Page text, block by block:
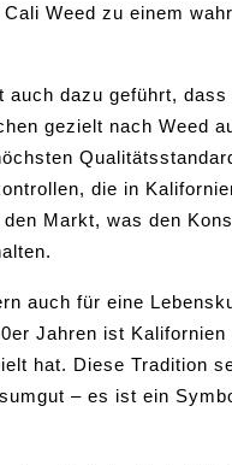
Weed zu einem
auch dazu geführt,
gezielt nach Weed
die in
Markt, was den
auch für eine
Jahren ist Kalifornien
hat. Diese Tradition
– es ist ein